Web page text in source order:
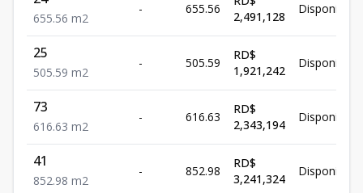
655.56 m2
- 655.56
2,491,128
Disponible
25
505.59 m2
- 505.59
RD$
1,921,242
Disponible
73
616.63 m2
- 616.63
RD$
2,343,194
Disponible
41
852.98 m2
- 852.98
RD$
3,241,324
Disponible